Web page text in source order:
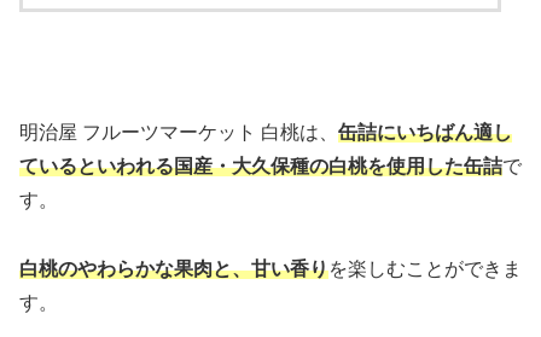
明治屋 フルーツマーケット 白桃は、 缶詰にいちばん適し
ているといわれる国産・大久保種の白桃を使用した缶詰で
す。
白桃のやわらかな果肉と、甘い香りを楽しむことができま
す。